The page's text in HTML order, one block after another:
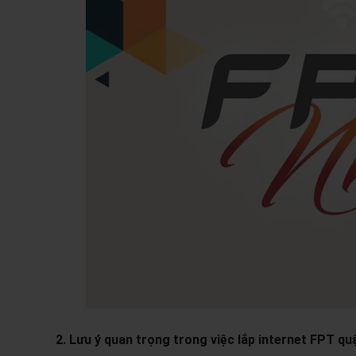
2. Lưu ý quan trọng trong việc lắp internet FPT